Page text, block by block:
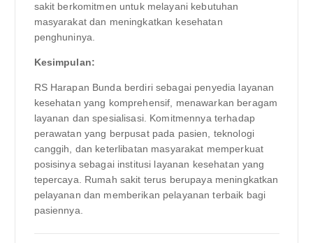
sakit berkomitmen untuk melayani kebutuhan
masyarakat dan meningkatkan kesehatan
penghuninya.
Kesimpulan:
RS Harapan Bunda berdiri sebagai penyedia layanan
kesehatan yang komprehensif, menawarkan beragam
layanan dan spesialisasi. Komitmennya terhadap
perawatan yang berpusat pada pasien, teknologi
canggih, dan keterlibatan masyarakat memperkuat
posisinya sebagai institusi layanan kesehatan yang
tepercaya. Rumah sakit terus berupaya meningkatkan
pelayanan dan memberikan pelayanan terbaik bagi
pasiennya.